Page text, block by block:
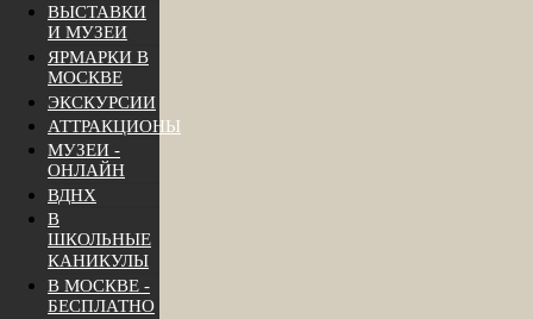
ВЫСТАВКИ
И МУЗЕИ
ЯРМАРКИ В
МОСКВЕ
ЭКСКУРСИИ
АТТРАКЦИОНЫ
МУЗЕИ -
ОНЛАЙН
ВДНХ
В
ШКОЛЬНЫЕ
КАНИКУЛЫ
В МОСКВЕ -
БЕСПЛАТНО